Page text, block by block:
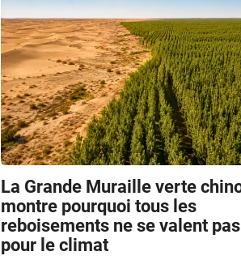
La Grande Muraille verte
montre pourquoi tous les
reboisements ne se valent pas
pour le climat